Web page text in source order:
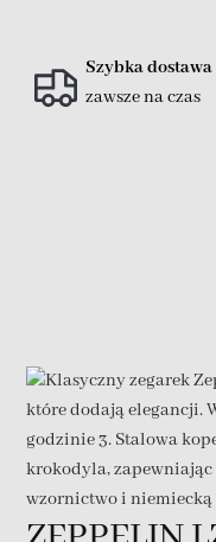
Szybka dostawa
zawsze na czas